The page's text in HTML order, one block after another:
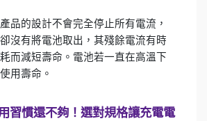
品的設計不會完全停止所有電流，
沒有將電池取出，其殘餘電流有時
而減短壽命。電池若一直在高溫下
用壽命。
習慣還不夠！選對規格讓充電電